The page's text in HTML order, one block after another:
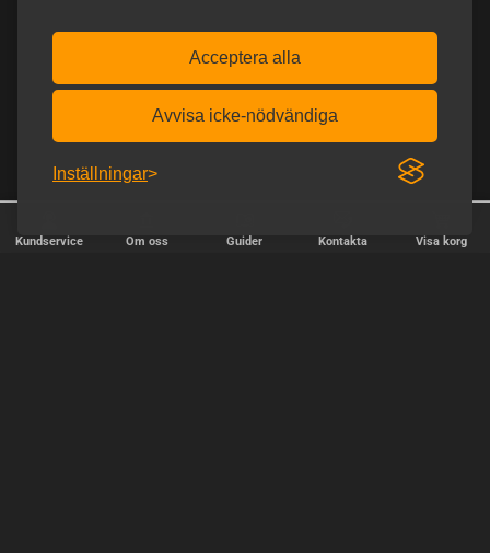
Acceptera alla
Avvisa icke-nödvändiga
Inställningar
Kundservice Om oss Guider Kontakta Visa korg